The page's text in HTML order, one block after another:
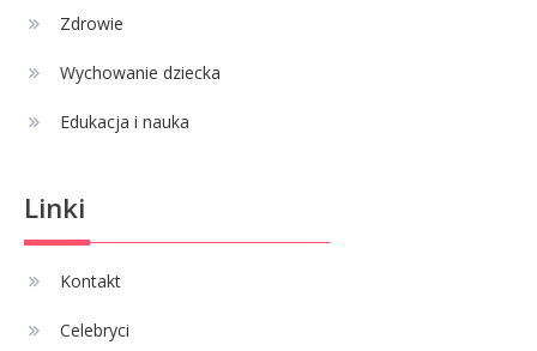
Zdrowie
Wychowanie dziecka
Edukacja i nauka
Linki
Kontakt
Celebryci